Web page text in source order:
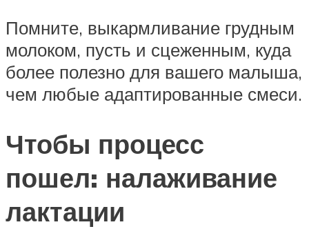
Помните, выкармливание грудным
молоком, пусть и сцеженным, куда
более полезно для вашего малыша,
чем любые адаптированные смеси.
Чтобы процесс
пошел: налаживание
лактации